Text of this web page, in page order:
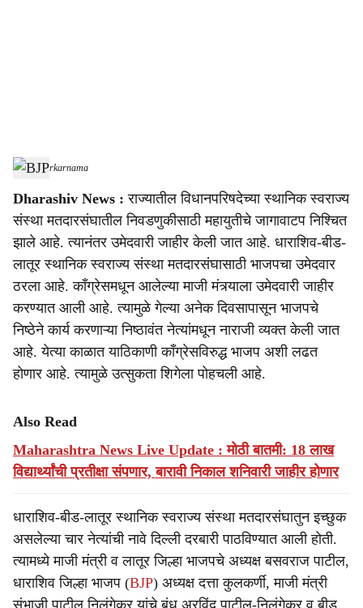
a
r
e
BJP- Sarkarnama
Dharashiv News : राज्यातील विधानपरिषदेच्या स्थानिक स्वराज्य
संस्था मतदारसंघातील निवडणुकीसाठी महायुतीचे जागावाटप निश्चित
झाले आहे. त्यानंतर उमेदवारी जाहीर केली जात आहे. धाराशिव-बीड-
लातूर स्थानिक स्वराज्य संस्था मतदारसंघासाठी भाजपचा उमेदवार
ठरला आहे. काँग्रेसमधून आलेल्या माजी मंत्र्याला उमेदवारी जाहीर
करण्यात आली आहे. त्यामुळे गेल्या अनेक दिवसापासून भाजपचे
निष्ठेने कार्य करणाऱ्या निष्ठावंत नेत्यांमधून नाराजी व्यक्त केली जात
आहे. येत्या काळात याठिकाणी काँग्रेसविरुद्ध भाजप अशी लढत
होणार आहे. त्यामुळे उत्सुकता शिगेला पोहचली आहे.
Also Read
Maharashtra News Live Update : मोठी बातमी: 18 लाख
विद्यार्थ्यांची प्रतीक्षा संपणार, बारावी निकाल शनिवारी जाहीर होणार
धाराशिव-बीड-लातूर स्थानिक स्वराज्य संस्था मतदारसंघातुन इच्छुक
असलेल्या चार नेत्यांची नावे दिल्ली दरबारी पाठविण्यात आली होती.
त्यामध्ये माजी मंत्री व लातूर जिल्हा भाजपचे अध्यक्ष बसवराज पाटील,
धाराशिव जिल्हा भाजप (BJP) अध्यक्ष दत्ता कुलकर्णी, माजी मंत्री
संभाजी पाटील निलंगेकर यांचे बंधू अरविंद पाटील-निलंगेकर व बीड